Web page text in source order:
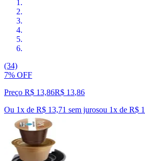
(34)
7% OFF
Preço R$ 13,86R$ 13,86
Ou 1x de R$ 13,71 sem jurosou 1x de R$